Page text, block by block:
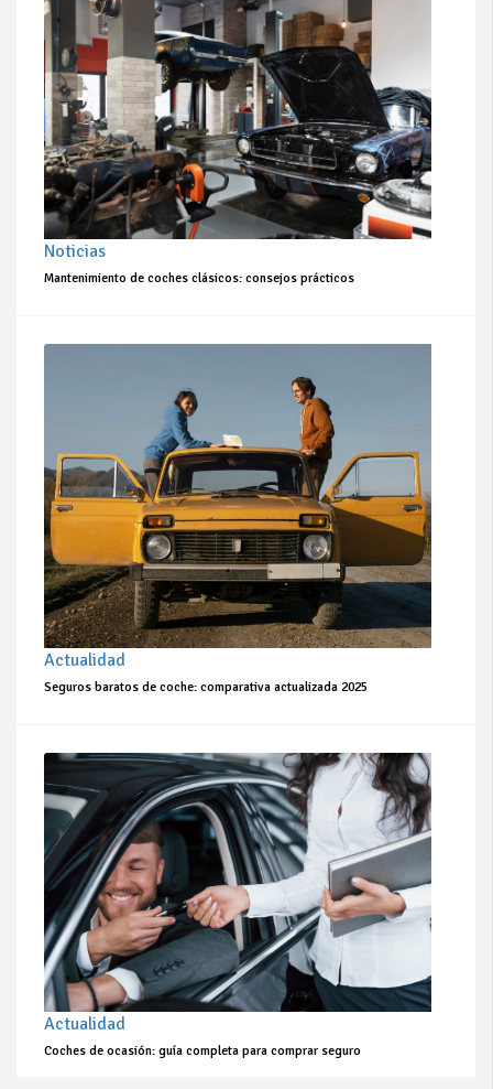
Noticias
Mantenimiento de coches clásicos: consejos prácticos
Actualidad
Seguros baratos de coche: comparativa actualizada 2025
Actualidad
Coches de ocasión: guía completa para comprar seguro